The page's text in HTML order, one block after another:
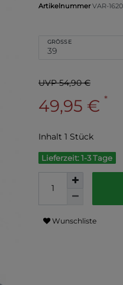
ArtikelnummerVAR-1620
GRÖSSE
UVP 54,90 €
49,95 € *
Inhalt 1 Stück
Lieferzeit: 1-3 Tage
Wunschliste